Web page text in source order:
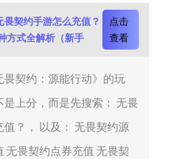
畏契约手游怎么充值？
方式全解析（新手
点击
查看
畏契约：源能行动》的玩
是上分，而是先搜索： 无畏
？， 以及： 无畏契约源
无畏契约点券充值 无畏契